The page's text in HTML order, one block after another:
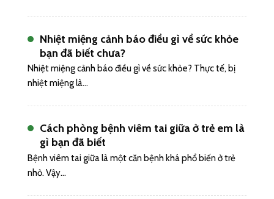
Nhiệt miệng cảnh báo điều gì về sức khỏe
bạn đã biết chưa?
Nhiệt miệng cảnh báo điều gì về sức khỏe? Thực tế, bị
nhiệt miệng là...
Cách phòng bệnh viêm tai giữa ở trẻ em là
gì bạn đã biết
Bệnh viêm tai giữa là một căn bệnh khá phổ biến ở trẻ
nhỏ. Vậy...